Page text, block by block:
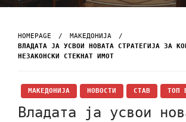
HOMEPAGE
МАКЕДОНИЈА
ВЛАДАТА ЈА УСВОИ НОВАТА СТРАТЕГИЈА ЗА
НЕЗАКОНСКИ СТЕКНАТ ИМОТ
МАКЕДОНИЈА НОВОСТИ СТАВ ТОП
Владата ја усвои